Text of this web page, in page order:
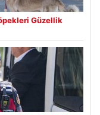
Güzellik